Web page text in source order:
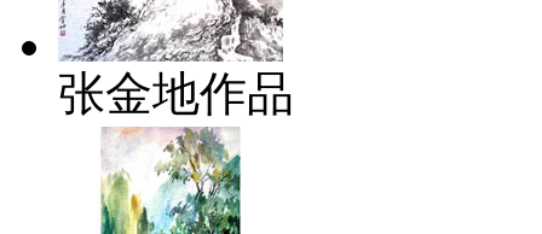
张金地作品